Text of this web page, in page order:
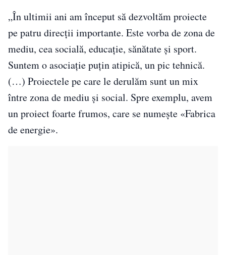
„În ultimii ani am început să dezvoltăm proiecte
pe patru direcții importante. Este vorba de zona de
mediu, cea socială, educație, sănătate și sport.
Suntem o asociație puțin atipică, un pic tehnică.
(…) Proiectele pe care le derulăm sunt un mix
între zona de mediu și social. Spre exemplu, avem
un proiect foarte frumos, care se numește «Fabrica
de energie».